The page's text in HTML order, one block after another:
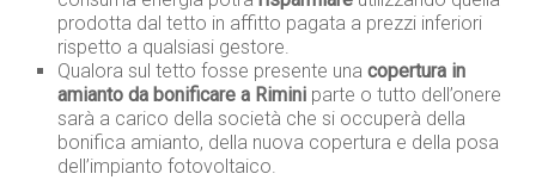
prodotta dal tetto in affitto pagata a prezzi inferiori
rispetto a qualsiasi gestore.
Qualora sul tetto fosse presente unacopertura in
amianto da bonificare a Rimini parte o tutto dell’onere
sarà a carico della società che si occuperà della
bonifica amianto, della nuova copertura e della posa
dell’impianto fotovoltaico.